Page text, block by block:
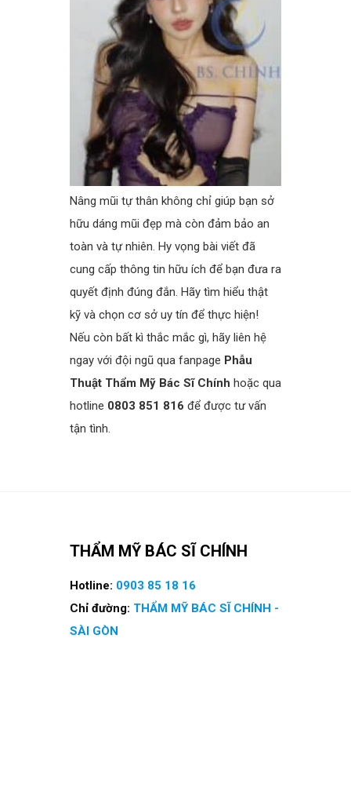
Nâng mũi tự thân không chỉ giúp bạn sở
hữu dáng mũi đẹp mà còn đảm bảo an
toàn và tự nhiên. Hy vọng bài viết đã
cung cấp thông tin hữu ích để bạn đưa ra
quyết định đúng đắn. Hãy tìm hiểu thật
kỹ và chọn cơ sở uy tín để thực hiện!
Nếu còn bất kì thắc mắc gì, hãy liên hệ
ngay với đội ngũ qua fanpage Phẫu
Thuật Thẩm Mỹ Bác Sĩ Chính hoặc qua
hotline 0803 851 816 để được tư vấn
tận tình.
THẨM MỸ BÁC SĨ CHÍNH
Hotline: 0903 85 18 16
Chỉ đường: THẨM MỸ BÁC SĨ CHÍNH -
SÀI GÒN